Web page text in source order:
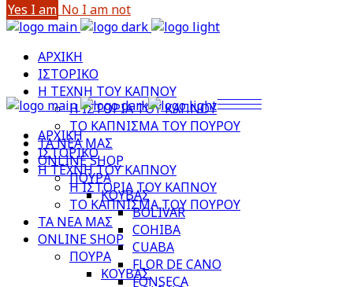
Yes I am No I am not
ΑΡΧΙΚΗ
ΙΣΤΟΡΙΚΟ
Η ΤΕΧΝΗ ΤΟΥ ΚΑΠΝΟΥ
Η ΙΣΤΟΡΙΑ ΤΟΥ ΚΑΠΝΟΥ
ΤΟ ΚΑΠΝΙΣΜΑ ΤΟΥ ΠΟΥΡΟΥ
ΤΑ ΝΕΑ ΜΑΣ
ONLINE SHOP
ΠΟΥΡΑ
ΚΟΥΒΑΣ
BOLIVAR
COHIBA
CUABA
FLOR DE CANO
FONSECA
ΑΡΧΙΚΗ
ΙΣΤΟΡΙΚΟ
Η ΤΕΧΝΗ ΤΟΥ ΚΑΠΝΟΥ
Η ΙΣΤΟΡΙΑ ΤΟΥ ΚΑΠΝΟΥ
ΤΟ ΚΑΠΝΙΣΜΑ ΤΟΥ ΠΟΥΡΟΥ
ΤΑ ΝΕΑ ΜΑΣ
ONLINE SHOP
ΠΟΥΡΑ
ΚΟΥΒΑΣ